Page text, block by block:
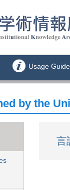
Usage Guide
by the
言